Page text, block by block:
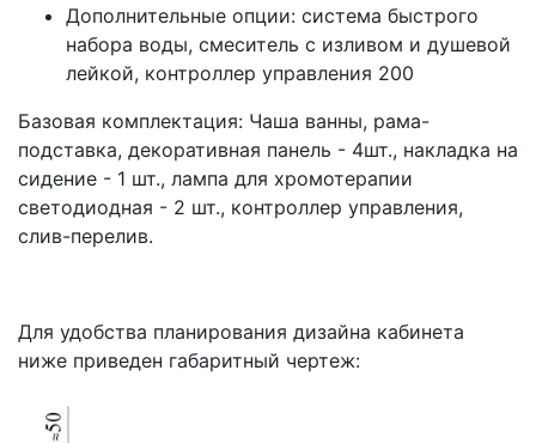
Дополнительные опции: система быстрого
набора воды, смеситель с изливом и душевой
лейкой, контроллер управления 200
Базовая комплектация: Чаша ванны, рама-
подставка, декоративная панель - 4шт., накладка на
сидение - 1 шт., лампа для хромотерапии
светодиодная - 2 шт., контроллер управления,
слив-перелив.
Для удобства планирования дизайна кабинета
ниже приведен габаритный чертеж: